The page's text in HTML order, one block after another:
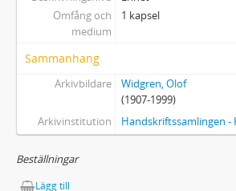
24 - Manuskript: Filantropen
25 - Manuskript: The Magistrate
28 - Kontrakt
29 - Pressklipp: Pressklippsalbum,
30 - Pressklipp:
Omfång och
medium
1 kapsel
Sammanhang
Arkivbildare
Widgren, Olof
(1907-1999)
Arkivinstitution
Handskriftssamlingen
Beställningar
Lägg till